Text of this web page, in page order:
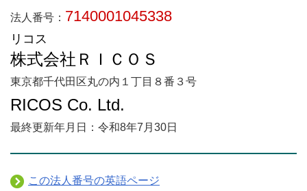
法人番号： 7140001045338
リコス
株式会社ＲＩＣＯＳ
東京都千代田区丸の内１丁目８番３号
RICOS Co. Ltd.
最終更新年月日：令和8年7月30日
この法人番号の英語ページ